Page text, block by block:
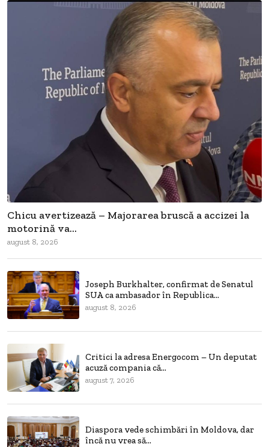
Chicu avertizează – Majorarea bruscă a accizei la
motorină va...
august 8, 2026
Joseph Burkhalter, confirmat de Senatul
SUA ca ambasador în Republica...
august 8, 2026
Critici la adresa Energocom – Un deputat
acuză compania că...
august 7, 2026
Diaspora vede schimbări în Moldova, dar
încă nu vrea să...